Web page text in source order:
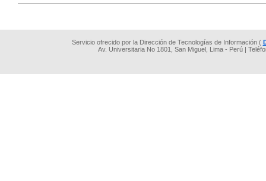
Servicio ofrecido por la Dirección de Tecnologías de Información (
Av. Universitaria No 1801, San Miguel, Lima - Perú |